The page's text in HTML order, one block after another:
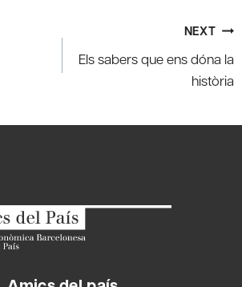
NEXT
Els sabers que ens dóna la
història